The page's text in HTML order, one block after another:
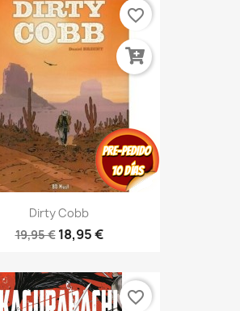
Dirty Cobb
19,95 € 18,95 €
favorite_border
favorite_border